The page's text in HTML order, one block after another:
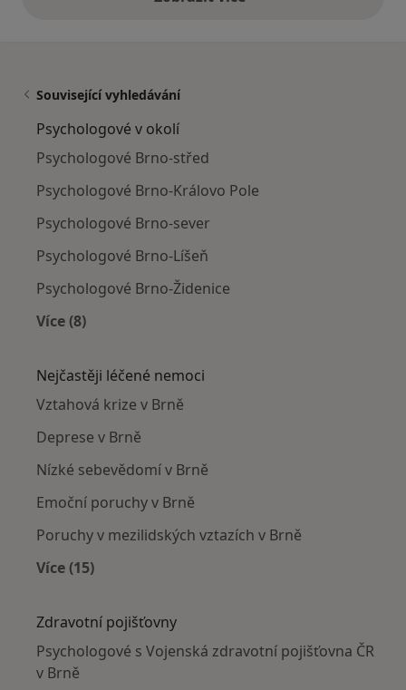
výše uvedené názory
Související vyhledávání
Psychologové v okolí
Psychologové Brno-střed
Psychologové Brno-Královo Pole
Psychologové Brno-sever
Psychologové Brno-Líšeň
Psychologové Brno-Židenice
Více (8)
Nejčastěji léčené nemoci
Vztahová krize v Brně
Deprese v Brně
Nízké sebevědomí v Brně
Emoční poruchy v Brně
Poruchy v mezilidských vztazích v Brně
Více (15)
Zdravotní pojišťovny
Psychologové s Vojenská zdravotní pojišťovna ČR
v Brně